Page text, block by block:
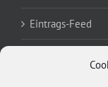
Eintrags-Feed